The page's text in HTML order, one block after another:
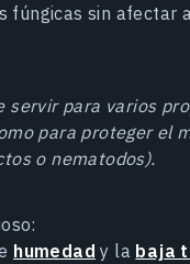
fúngicas sin afectar
para varios
para proteger el
o nematodos).
humedad y la baja